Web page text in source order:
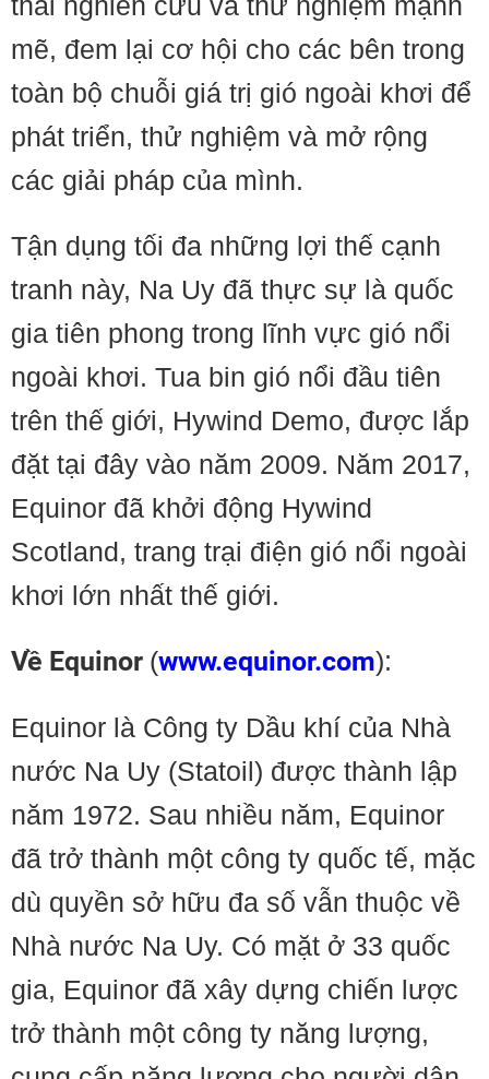
mẽ, đem lại cơ hội cho các bên trong
toàn bộ chuỗi giá trị gió ngoài khơi để
phát triển, thử nghiệm và mở rộng
các giải pháp của mình.
Tận dụng tối đa những lợi thế cạnh
tranh này, Na Uy đã thực sự là quốc
gia tiên phong trong lĩnh vực gió nổi
ngoài khơi. Tua bin gió nổi đầu tiên
trên thế giới, Hywind Demo, được lắp
đặt tại đây vào năm 2009. Năm 2017,
Equinor đã khởi động Hywind
Scotland, trang trại điện gió nổi ngoài
khơi lớn nhất thế giới.
Về Equinor (www.equinor.com):
Equinor là Công ty Dầu khí của Nhà
nước Na Uy (Statoil) được thành lập
năm 1972. Sau nhiều năm, Equinor
đã trở thành một công ty quốc tế, mặc
dù quyền sở hữu đa số vẫn thuộc về
Nhà nước Na Uy. Có mặt ở 33 quốc
gia, Equinor đã xây dựng chiến lược
trở thành một công ty năng lượng,